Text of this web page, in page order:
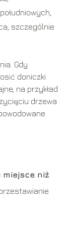
szczególnie
Gdy
doniczki
na przykład
drzewa
miejsce niż